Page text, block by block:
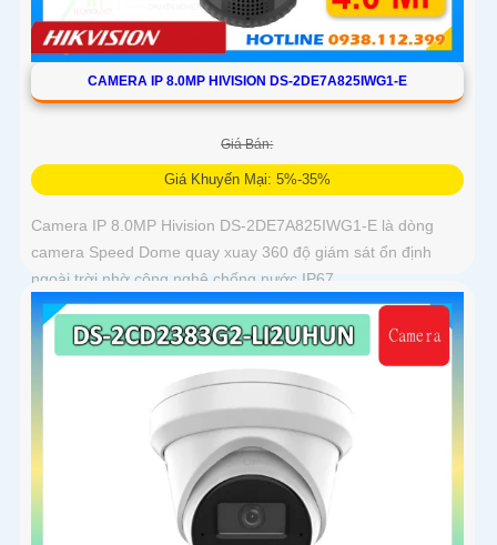
CAMERA IP 8.0MP HIVISION DS-2DE7A825IWG1-E
Giá Bán:
Giá Khuyến Mại: 5%-35%
Camera IP 8.0MP Hivision DS-2DE7A825IWG1-E là dòng
camera Speed Dome quay xuay 360 độ giám sát ổn định
ngoài trời nhờ công nghệ chống nước IP67